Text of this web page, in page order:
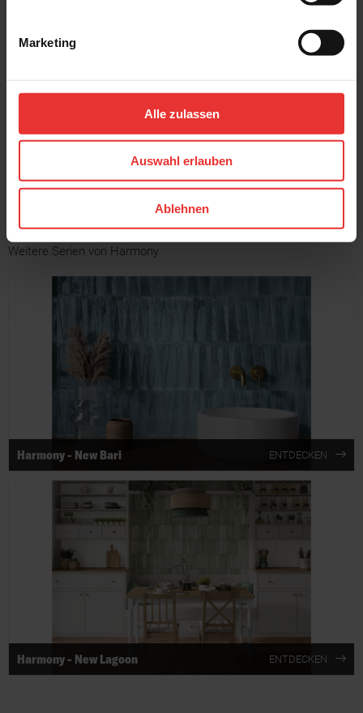
Marketing
Alle zulassen
Auswahl erlauben
Ablehnen
New Poitiers
New Poitiers
schwarz - glänzend
Weitere Serien von Harmony
Harmony - New Bari ENTDECKEN
Harmony - New Lagoon ENTDECKEN